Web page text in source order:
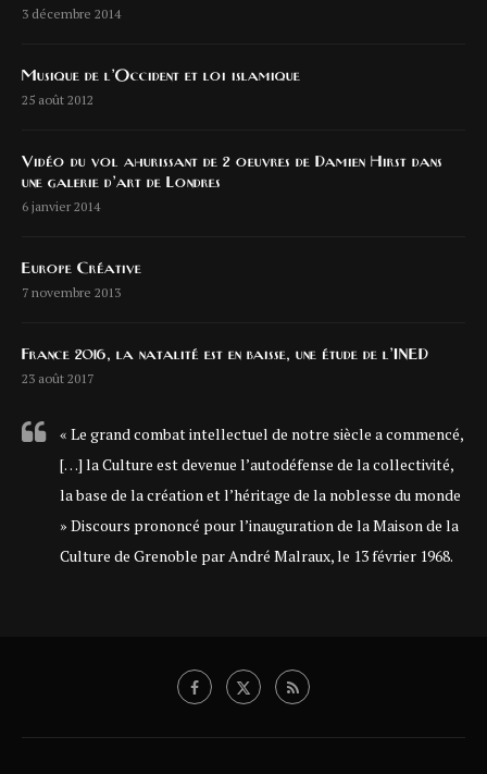
3 décembre 2014
Musique de l’Occident et loi islamique
25 août 2012
Vidéo du vol ahurissant de 2 oeuvres de Damien Hirst dans
une galerie d’art de Londres
6 janvier 2014
Europe Créative
7 novembre 2013
France 2016, la natalité est en baisse, une étude de l’INED
23 août 2017
« Le grand combat intellectuel de notre siècle a commencé,
[…] la Culture est devenue l’autodéfense de la collectivité,
la base de la création et l’héritage de la noblesse du monde
» Discours prononcé pour l’inauguration de la Maison de la
Culture de Grenoble par André Malraux, le 13 février 1968.